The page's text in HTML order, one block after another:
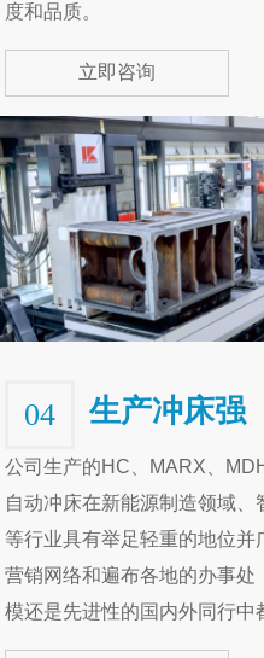
度和品质。
立即咨询
04 生产冲床强
公司生产的HC、MARX、
自动冲床在新能源制造领域
等行业具有举足轻重的地位
营销网络和遍布各地的办事
模还是先进性的国内外同行中